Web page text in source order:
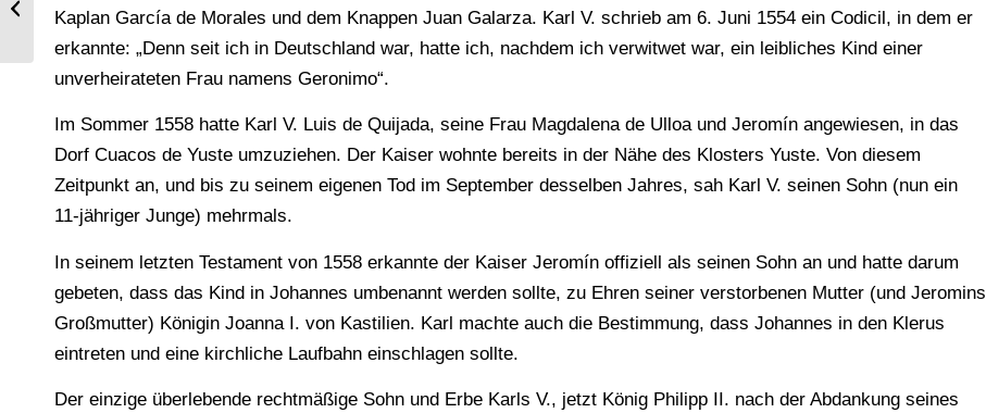
Kaplan García de Morales und dem Knappen Juan Galarza. Karl V. schrieb am 6. Juni 1554 ein Codicil, in dem er
erkannte: „Denn seit ich in Deutschland war, hatte ich, nachdem ich verwitwet war, ein leibliches Kind einer
unverheirateten Frau namens Geronimo“.
Im Sommer 1558 hatte Karl V. Luis de Quijada, seine Frau Magdalena de Ulloa und Jeromín angewiesen, in das
Dorf Cuacos de Yuste umzuziehen. Der Kaiser wohnte bereits in der Nähe des Klosters Yuste. Von diesem
Zeitpunkt an, und bis zu seinem eigenen Tod im September desselben Jahres, sah Karl V. seinen Sohn (nun ein
11-jähriger Junge) mehrmals.
In seinem letzten Testament von 1558 erkannte der Kaiser Jeromín offiziell als seinen Sohn an und hatte darum
gebeten, dass das Kind in Johannes umbenannt werden sollte, zu Ehren seiner verstorbenen Mutter (und Jeromins
Großmutter) Königin Joanna I. von Kastilien. Karl machte auch die Bestimmung, dass Johannes in den Klerus
eintreten und eine kirchliche Laufbahn einschlagen sollte.
Der einzige überlebende rechtmäßige Sohn und Erbe Karls V., jetzt König Philipp II. nach der Abdankung seines
Haus Stuart, im Jahre 1624.